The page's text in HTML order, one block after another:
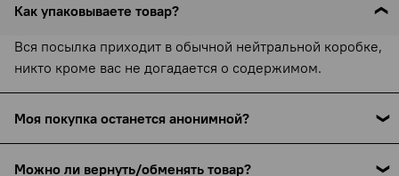
Как упаковываете товар?
Вся посылка приходит в обычной нейтральной коробке,
никто кроме вас не догадается о содержимом.
Моя покупка останется анонимной?
Можно ли вернуть/обменять товар?